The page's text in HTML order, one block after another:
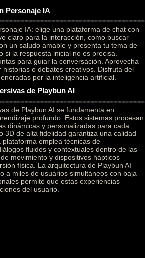
Personaje IA
IA: elige una plataforma de chat con
claro para la interacción, como buscar
un saludo amable y presenta tu tema de
si la respuesta inicial no es precisa.
para guiar la conversación. Aprovecha
o debates creativos. Disfruta del
por la inteligencia artificial.
de Playbun AI
de Playbun AI se fundamenta en
profundo. Estos sistemas procesan
dinámicas y personalizadas para cada
3D de alta fidelidad garantiza una calidad
emplea técnicas de
fluidos y contextuales dentro de las
movimiento y dispositivos hápticos
física. La arquitectura de Playbun AI
a miles de usuarios simultáneos con baja
permite que estas experiencias
del usuario.